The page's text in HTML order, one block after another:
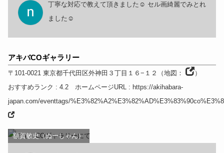
丁寧な対応で教えて頂きました☺ セル画綺麗でみとれ
ました☺
アキバCOギャラリー
〒101-0021 東京都千代田区外神田３丁目１６−１２ （地図：
）
おすすめランク : 4.2 ホームページURL: https://akihabara-
japan.com/eventtags/
額賀敏史（ぬーしゃん）